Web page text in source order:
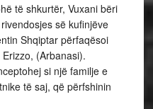
të shkurtër, Vuxani bëri
së kufinjëve
Shqiptar përfaqësoi
(Arbanasi).
si një familje e
të saj, që përfshinin